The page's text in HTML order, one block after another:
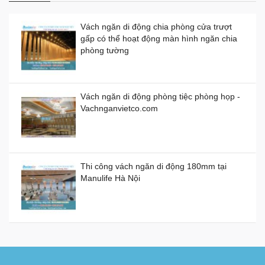
Demo Vách Ngăn Di Động cho Văn Phòng
Vách ngăn di động bằng nhựa giá thành
bao nhiêu 1 mét vuông?
Vách ngăn di động bằng gỗ, kính, nhựa
Vách ngăn kính di động giá rẻ
Vách ngăn di động chia phòng cửa trượt
gấp có thể hoạt động màn hình ngăn chia
phòng tường
Vách ngăn di động phòng tiệc phòng họp -
Vachnganvietco.com
Thi công vách ngăn di động 180mm tại
Manulife Hà Nội
Campuchia